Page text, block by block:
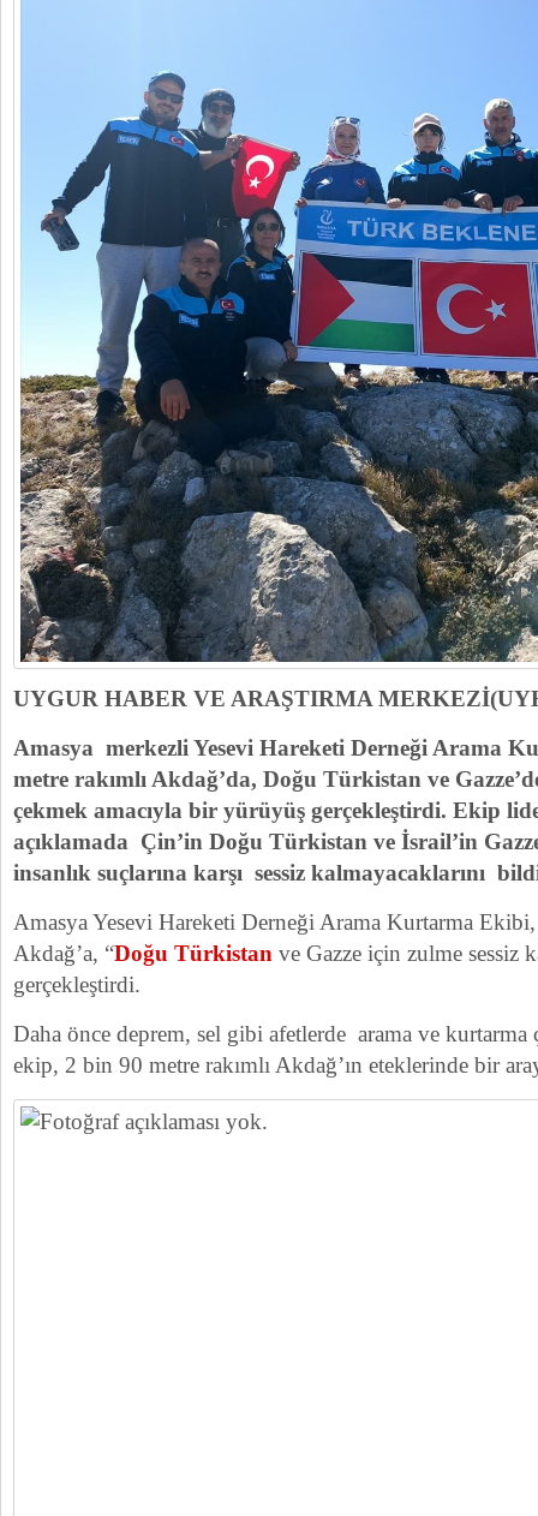
UYGUR HABER VE ARAŞTIRMA
Amasya merkezli Yesevi Hareketi Derneği Arama
metre rakımlı Akdağ’da, Doğu Türkistan ve
çekmek amacıyla bir yürüyüş gerçekleştirdi. Ekip
açıklamada Çin’in Doğu Türkistan ve İsrail’in
insanlık suçlarına karşı sessiz kalmayacaklarını
Amasya Yesevi Hareketi Derneği Arama Kurtarma
Akdağ’a, “Doğu Türkistan ve Gazze için zulme sessiz
gerçekleştirdi.
Daha önce deprem, sel gibi afetlerde arama ve kurtarma
ekip, 2 bin 90 metre rakımlı Akdağ’ın eteklerinde bir